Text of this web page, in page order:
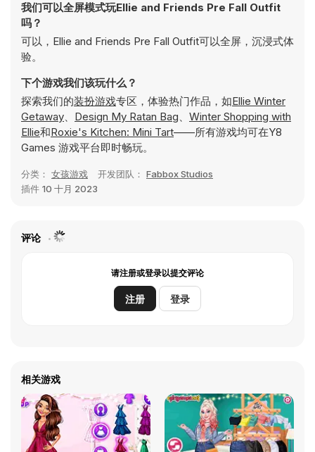
我们可以全屏模式玩Ellie and Friends Pre Fall Outfit
吗？
可以，Ellie and Friends Pre Fall Outfit可以全屏，沉浸式体
验。
下个游戏我们该玩什么？
探索我们的装扮游戏专区，体验热门作品，如Ellie Winter
Getaway、 Design My Ratan Bag、 Winter Shopping with
Ellie和Roxie's Kitchen: Mini Tart——所有游戏均可在Y8
Games 游戏平台即时畅玩。
分类： 女孩游戏 开发团队： Fabbox Studios
插件 10 十月 2023
评论
请注册或登录以提交评论
注册 登录
相关游戏